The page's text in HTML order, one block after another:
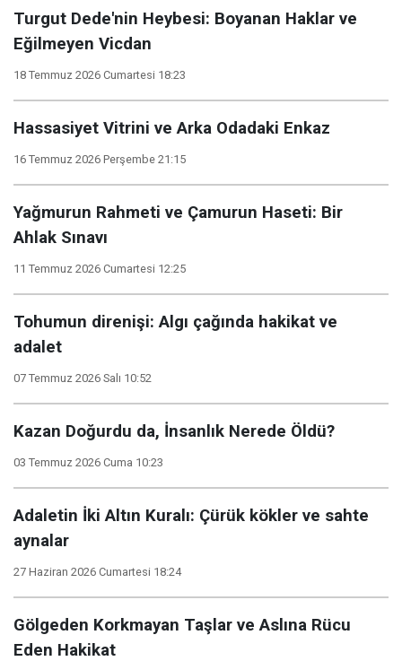
Turgut Dede'nin Heybesi: Boyanan Haklar ve
Eğilmeyen Vicdan
18 Temmuz 2026 Cumartesi 18:23
Hassasiyet Vitrini ve Arka Odadaki Enkaz
16 Temmuz 2026 Perşembe 21:15
​Yağmurun Rahmeti ve Çamurun Haseti: Bir
Ahlak Sınavı
11 Temmuz 2026 Cumartesi 12:25
Tohumun direnişi: Algı çağında hakikat ve
adalet
07 Temmuz 2026 Salı 10:52
Kazan Doğurdu da, İnsanlık Nerede Öldü?
03 Temmuz 2026 Cuma 10:23
​Adaletin İki Altın Kuralı: Çürük kökler ve sahte
aynalar
27 Haziran 2026 Cumartesi 18:24
Gölgeden Korkmayan Taşlar ve Aslına Rücu
Eden Hakikat